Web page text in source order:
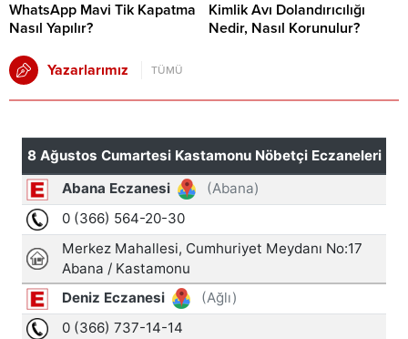
WhatsApp Mavi Tik Kapatma
Nasıl Yapılır?
Kimlik Avı Dolandırıcılığı
Nedir, Nasıl Korunulur?
Yazarlarımız TÜMÜ